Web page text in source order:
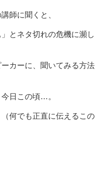
師に聞くと、
とネタ切れの危機に瀕し
カーに、聞いてみる方法
日この頃…。
何でも正直に伝えるこの